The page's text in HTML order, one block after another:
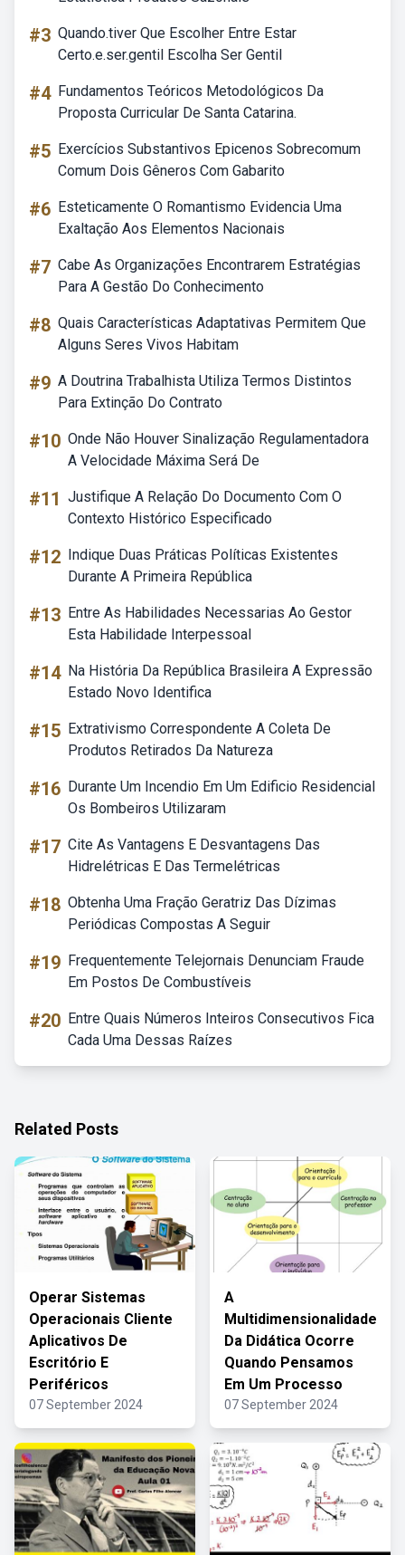
#3 Quando.tiver Que Escolher Entre Estar
Certo.e.ser.gentil Escolha Ser Gentil
#4 Fundamentos Teóricos Metodológicos Da
Proposta Curricular De Santa Catarina.
#5 Exercícios Substantivos Epicenos Sobrecomum
Comum Dois Gêneros Com Gabarito
#6 Esteticamente O Romantismo Evidencia Uma
Exaltação Aos Elementos Nacionais
#7 Cabe As Organizações Encontrarem Estratégias
Para A Gestão Do Conhecimento
#8 Quais Características Adaptativas Permitem Que
Alguns Seres Vivos Habitam
#9 A Doutrina Trabalhista Utiliza Termos Distintos
Para Extinção Do Contrato
#10 Onde Não Houver Sinalização Regulamentadora
A Velocidade Máxima Será De
#11 Justifique A Relação Do Documento Com O
Contexto Histórico Especificado
#12 Indique Duas Práticas Políticas Existentes
Durante A Primeira República
#13 Entre As Habilidades Necessarias Ao Gestor
Esta Habilidade Interpessoal
#14 Na História Da República Brasileira A Expressão
Estado Novo Identifica
#15 Extrativismo Correspondente A Coleta De
Produtos Retirados Da Natureza
#16 Durante Um Incendio Em Um Edificio Residencial
Os Bombeiros Utilizaram
#17 Cite As Vantagens E Desvantagens Das
Hidrelétricas E Das Termelétricas
#18 Obtenha Uma Fração Geratriz Das Dízimas
Periódicas Compostas A Seguir
#19 Frequentemente Telejornais Denunciam Fraude
Em Postos De Combustíveis
#20 Entre Quais Números Inteiros Consecutivos Fica
Cada Uma Dessas Raízes
Related Posts
Operar Sistemas
Operacionais Cliente
Aplicativos De
Escritório E
Periféricos
07 September 2024
A
Multidimensionalidade
Da Didática Ocorre
Quando Pensamos
Em Um Processo
07 September 2024